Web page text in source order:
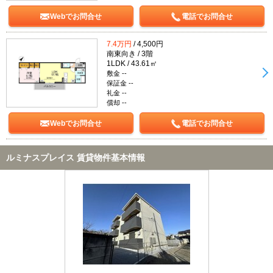
Webでお問合せ 電話でお問合せ
7.4万円 / 4,500円
南東向き / 3階
1LDK / 43.61㎡
敷金 --
保証金 --
礼金 --
償却 --
Webでお問合せ 電話でお問合せ
ルミナスプレイス 賃貸物件基本情報